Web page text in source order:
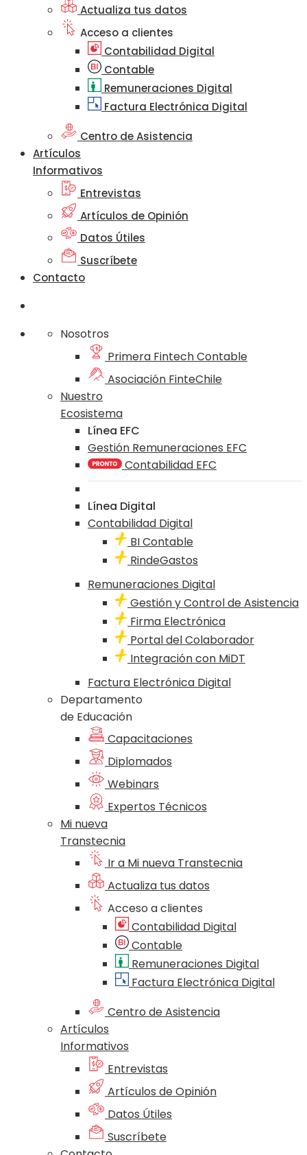
Actualiza tus datos
Acceso a clientes
Contabilidad Digital
Contable
Remuneraciones Digital
Factura Electrónica Digital
Centro de Asistencia
Artículos
Informativos
Entrevistas
Artículos de Opinión
Datos Útiles
Suscríbete
Contacto
Nosotros
Primera Fintech Contable
Asociación FinteChile
Nuestro
Ecosistema
Línea EFC
Gestión Remuneraciones EFC
Contabilidad EFC
Línea Digital
Contabilidad Digital
BI Contable
RindeGastos
Remuneraciones Digital
Gestión y Control de Asistencia
Firma Electrónica
Portal del Colaborador
Integración con MiDT
Factura Electrónica Digital
Departamento
de Educación
Capacitaciones
Diplomados
Webinars
Expertos Técnicos
Mi nueva
Transtecnia
Ir a Mi nueva Transtecnia
Actualiza tus datos
Acceso a clientes
Contabilidad Digital
Contable
Remuneraciones Digital
Factura Electrónica Digital
Centro de Asistencia
Artículos
Informativos
Entrevistas
Artículos de Opinión
Datos Útiles
Suscríbete